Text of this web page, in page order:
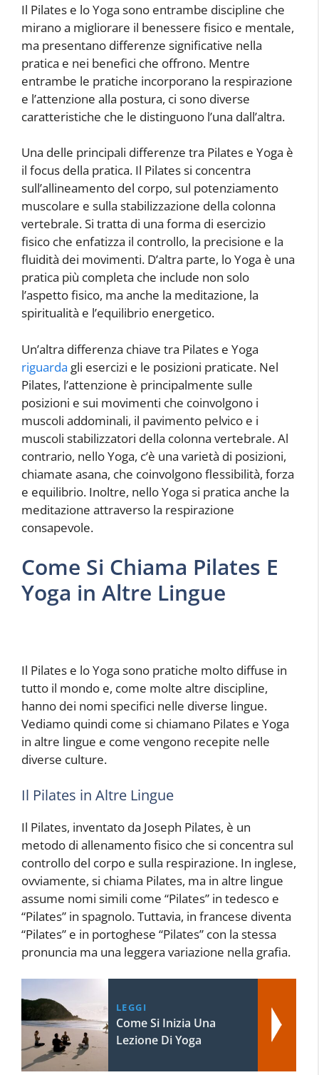
Il Pilates e lo Yoga sono entrambe discipline che
mirano a migliorare il benessere fisico e mentale,
ma presentano differenze significative nella
pratica e nei benefici che offrono. Mentre
entrambe le pratiche incorporano la respirazione
e l’attenzione alla postura, ci sono diverse
caratteristiche che le distinguono l’una dall’altra.
Una delle principali differenze tra Pilates e Yoga è
il focus della pratica. Il Pilates si concentra
sull’allineamento del corpo, sul potenziamento
muscolare e sulla stabilizzazione della colonna
vertebrale. Si tratta di una forma di esercizio
fisico che enfatizza il controllo, la precisione e la
fluidità dei movimenti. D’altra parte, lo Yoga è una
pratica più completa che include non solo
l’aspetto fisico, ma anche la meditazione, la
spiritualità e l’equilibrio energetico.
Un’altra differenza chiave tra Pilates e Yoga
riguarda gli esercizi e le posizioni praticate. Nel
Pilates, l’attenzione è principalmente sulle
posizioni e sui movimenti che coinvolgono i
muscoli addominali, il pavimento pelvico e i
muscoli stabilizzatori della colonna vertebrale. Al
contrario, nello Yoga, c’è una varietà di posizioni,
chiamate asana, che coinvolgono flessibilità, forza
e equilibrio. Inoltre, nello Yoga si pratica anche la
meditazione attraverso la respirazione
consapevole.
Come Si Chiama Pilates E
Yoga in Altre Lingue
Il Pilates e lo Yoga sono pratiche molto diffuse in
tutto il mondo e, come molte altre discipline,
hanno dei nomi specifici nelle diverse lingue.
Vediamo quindi come si chiamano Pilates e Yoga
in altre lingue e come vengono recepite nelle
diverse culture.
Il Pilates in Altre Lingue
Il Pilates, inventato da Joseph Pilates, è un
metodo di allenamento fisico che si concentra sul
controllo del corpo e sulla respirazione. In inglese,
ovviamente, si chiama Pilates, ma in altre lingue
assume nomi simili come “Pilates” in tedesco e
“Pilates” in spagnolo. Tuttavia, in francese diventa
“Pilates” e in portoghese “Pilates” con la stessa
pronuncia ma una leggera variazione nella grafia.
LEGGI
Come Si Inizia Una
Lezione Di Yoga